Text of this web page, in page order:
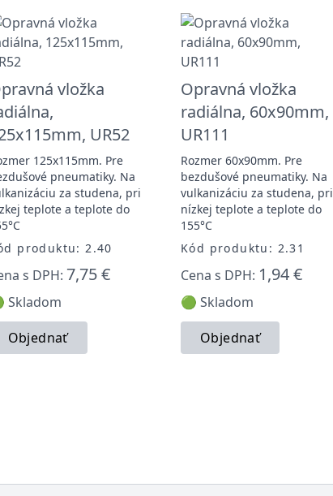
vložka
UR52
125x115mm. Pre
pneumatiky. Na
za studena, pri
teplote a teplote do
produktu: 2.40
s DPH: 7,75 €
Skladom
Objednať
Opravná vložka
radiálna, 60x90mm,
UR111
Rozmer 60x90mm. Pre
bezdušové pneumatiky. Na
vulkanizáciu za studena, pri
nízkej teplote a teplote do
155°C
Kód produktu: 2.31
Cena s DPH: 1,94 €
🟢 Skladom
Objednať